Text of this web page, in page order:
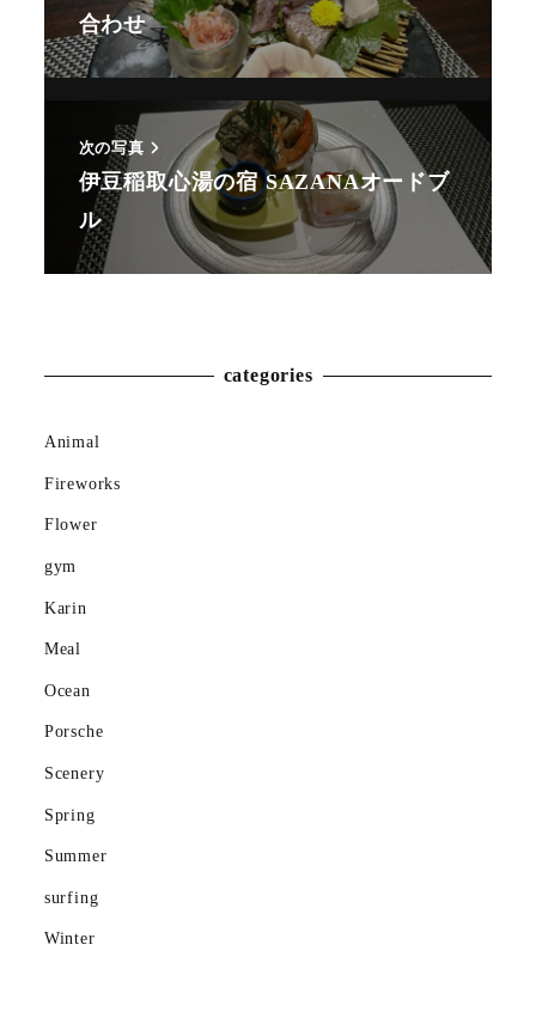
Animal
合わせ
次の写真
伊豆稲取心湯の宿 SAZANAオードブ
ル
categories
Animal
Fireworks
Flower
gym
Karin
Meal
Ocean
Porsche
Scenery
Spring
Summer
surfing
Winter